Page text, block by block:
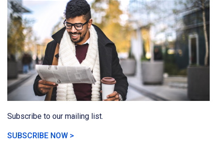
Subscribe to our mailing list.
SUBSCRIBE NOW >